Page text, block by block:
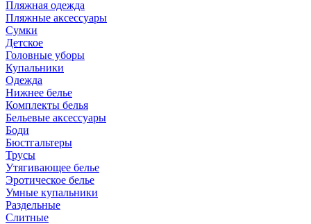
Пляжная одежда
Пляжные аксессуары
Сумки
Детское
Головные уборы
Купальники
Одежда
Нижнее белье
Комплекты белья
Бельевые аксессуары
Боди
Бюстгальтеры
Трусы
Утягивающее белье
Эротическое белье
Умные купальники
Раздельные
Слитные